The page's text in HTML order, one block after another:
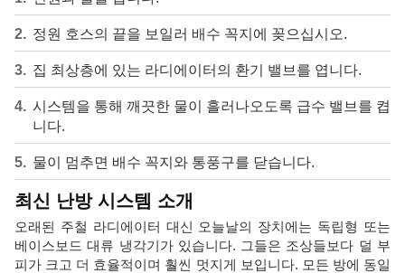
정원 호스의 끝을 보일러 배수 꼭지에 꽂으십시오.
집 최상층에 있는 라디에이터의 환기 밸브를 엽니다.
시스템을 통해 깨끗한 물이 흘러나오도록 급수 밸브를 켭
니다.
물이 멈추면 배수 꼭지와 통풍구를 닫습니다.
최신 난방 시스템 소개
오래된 주철 라디에이터 대신 오늘날의 장치에는 독립형 또는
베이스보드 대류 냉각기가 있습니다. 그들은 조상들보다 덜 부
피가 크고 더 효율적이며 훨씬 멋지게 보입니다. 모든 방에 동일